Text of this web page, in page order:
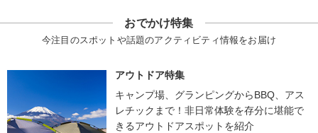
おでかけ特集
今注目のスポットや話題のアクティビティ情報をお届け
アウトドア特集
キャンプ場、グランピングからBBQ、アス
レチックまで！非日常体験を存分に堪能で
きるアウトドアスポットを紹介